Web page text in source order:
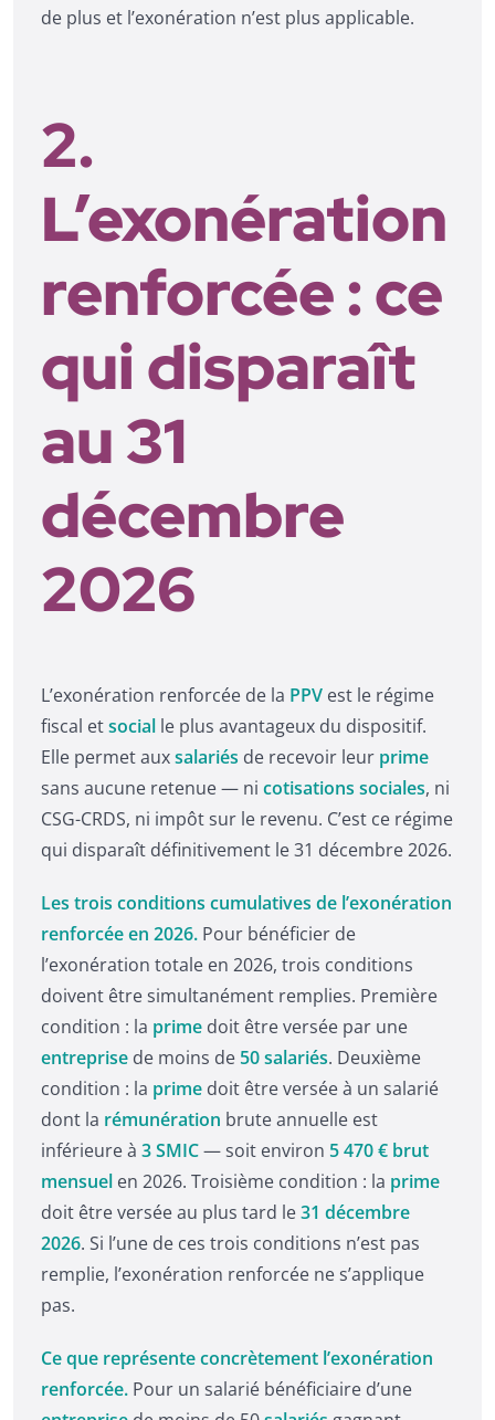
de plus et l’exonération n’est plus applicable.
2.
L’exonération
renforcée : ce
qui disparaît
au 31
décembre
2026
L’exonération renforcée de la PPV est le régime
fiscal etsocial le plus avantageux du dispositif.
Elle permet auxsalariés de recevoir leur prime
sans aucune retenue — ni cotisations sociales, ni
CSG-CRDS, ni impôt sur le revenu. C’est ce régime
qui disparaît définitivement le 31 décembre 2026.
Les trois conditions cumulatives de l’exonération
renforcée en 2026. Pour bénéficier de
l’exonération totale en 2026, trois conditions
doivent être simultanément remplies. Première
condition : la prime doit être versée par une
entreprise de moins de 50 salariés. Deuxième
condition : la prime doit être versée à un salarié
dont la rémunération brute annuelle est
inférieure à 3 SMIC— soit environ 5 470 € brut
mensuel en 2026. Troisième condition : la prime
doit être versée au plus tard le31 décembre
2026. Si l’une de ces trois conditions n’est pas
remplie, l’exonération renforcée ne s’applique
pas.
Ce que représente concrètement l’exonération
renforcée. Pour un salarié bénéficiaire d’une